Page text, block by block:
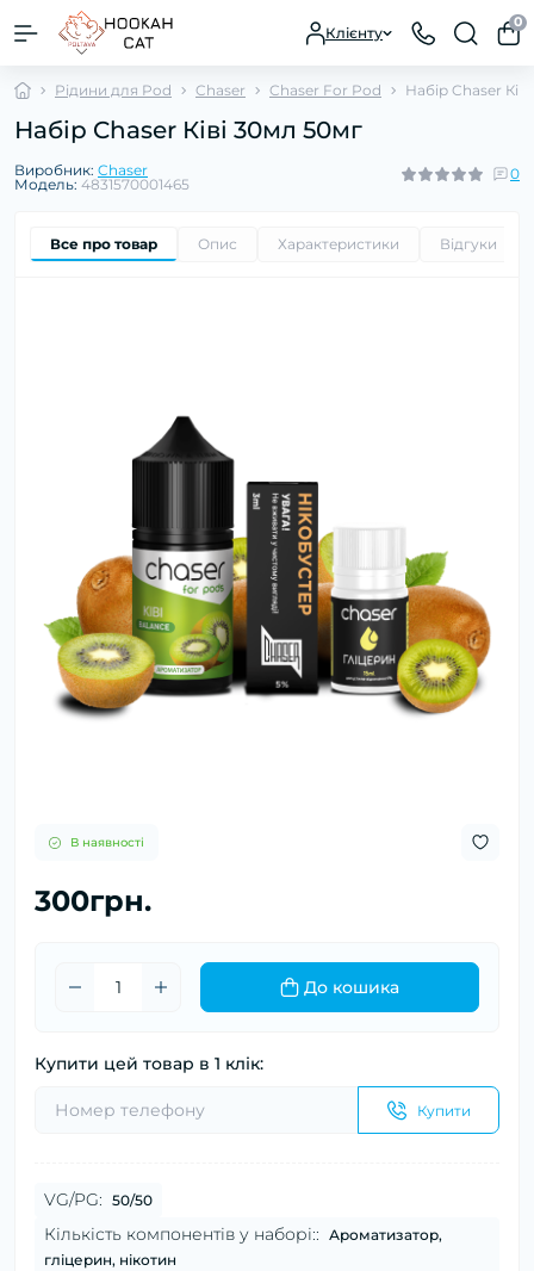
Клієнту
0
Рідини для Pod Chaser Chaser For Pod Набір Chaser Ківі
Набір Chaser Ківі 30мл 50мг
Виробник: Chaser
Модель: 4831570001465
0
Все про товар Опис Характеристики Відгуки
В наявності
300грн.
До кошика
Купити цей товар в 1 клік:
Купити
VG/PG: 50/50
Кількість компонентів у наборі:: Ароматизатор,
гліцерин, нікотин